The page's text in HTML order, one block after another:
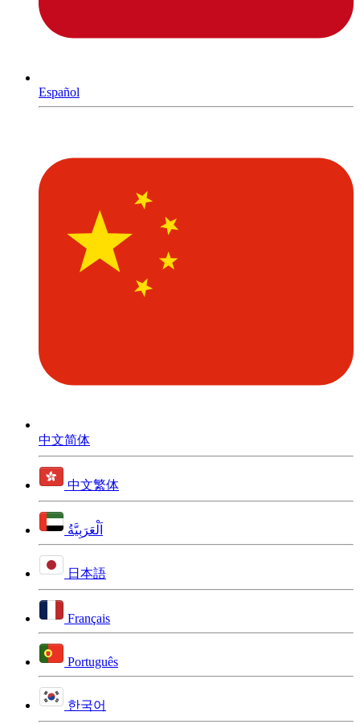
Español
中文简体
中文繁体
اَلْعَرَبِيَّةُ
日本語
Français
Português
한국어